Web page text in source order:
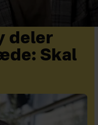
deler
Skal